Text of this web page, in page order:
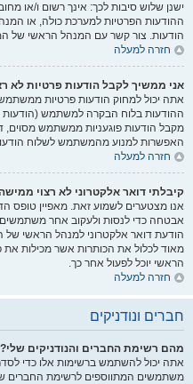
ישנן שלוש סיבות לכך: אינך רשום ו/או
ההודעות הפרטיות למערכת כולה, או
הודעות. צור קשר עם המנהל הראשי של
חזרה למעלה
אני ממשיך לקבל הודעות פרטיות לא
אתה יכול למחוק הודעות פרטיות
ההודעות בלוח הבקרה למשתמש (הודעות
מקבל הודעות פוגעניות ממשתמש מסוים,
האפשרות למנוע מהמשתמש לשלוח
חזרה למעלה
קיבלתי דואר אלקטרוני לא רצוי
אנו מצטערים לשמוע זאת. מאפיין טופס
אבטחה כדי לנסות ולעקוב אחר
הודעת דואר אלקטרוני למנהל הראשי
מאוד לכלול את הכותרות אשר מכילות
הראשי יוכל לפעול אחר כך.
חזרה למעלה
חברים ונודניקים
מהם רשימת החברים והנודניקים שלי?
אתה יכול להשתמש ברשימות אלו כדי
משתמשים המתווספים לרשימת החברים